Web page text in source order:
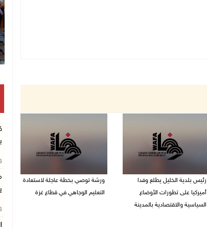
رئيس بلدية الخليل يطلع وفدا
أميركيا على تطورات الأوضاع
السياسية والاقتصادية بالمدينة
ورشة توصي بخطة عاجلة لاستعادة
التعليم الوجاهي في قطاع غزة